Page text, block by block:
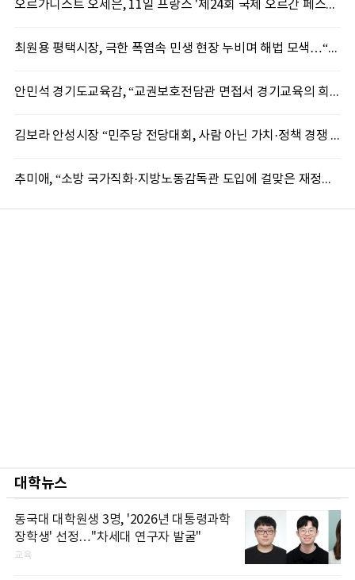
오르가니스트 오세은, 11일 프랑스 '제24회 국제 오르간 페스티벌' 초청 리사이틀 개최
최원용 평택시장, 극한 폭염속 민생 현장 누비며 해법 모색…“현장에 답 있다”
안민석 경기도교육감, “교권보호전담관 면접서 경기교육의 희망 봤다”
김보라 안성시장 “민주당 전당대회, 사람 아닌 가치·정책 경쟁 돼야”
추미애, “소방 국가직화·지방노동감독관 도입에 걸맞은 재정체계 완성해야”
대학뉴스
동국대 대학원생 3명, '2026년 대통령과학
장학생' 선정…"차세대 연구자 발굴"
교육